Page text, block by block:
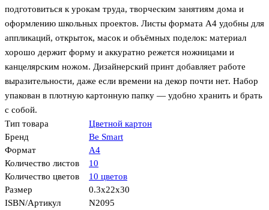
подготовиться к урокам труда, творческим занятиям дома и
оформлению школьных проектов. Листы формата А4 удобны для
аппликаций, открыток, масок и объёмных поделок: материал
хорошо держит форму и аккуратно режется ножницами и
канцелярским ножом. Дизайнерский принт добавляет работе
выразительности, даже если времени на декор почти нет. Набор
упакован в плотную картонную папку — удобно хранить и брать
с собой.
Тип товара
Цветной картон
Бренд
Be Smart
Формат
А4
Количество листов
10
Количество цветов
10 цветов
Размер
0.3x22x30
ISBN/Артикул
N2095